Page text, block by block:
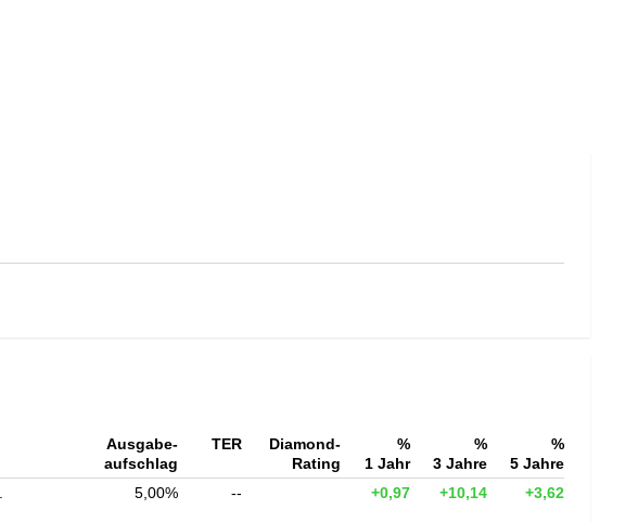
Ausgabe-
aufschlag
TER
Diamond-
Rating
%
1 Jahr
%
3 Jahre
%
5 Jahre
5,00% -- +0,97 +10,14 +3,62